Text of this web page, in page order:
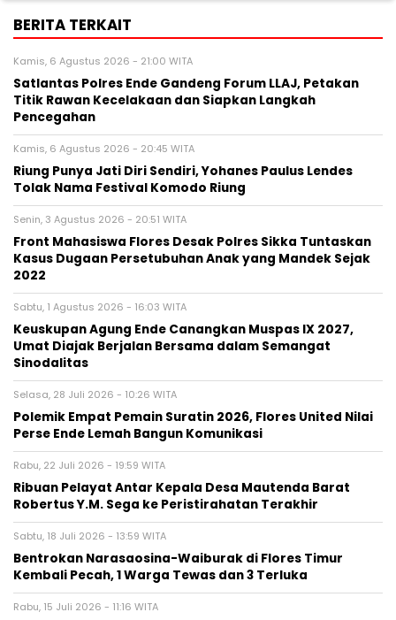
BERITA TERKAIT
Kamis, 6 Agustus 2026 - 21:00 WITA
Satlantas Polres Ende Gandeng Forum LLAJ, Petakan
Titik Rawan Kecelakaan dan Siapkan Langkah
Pencegahan
Kamis, 6 Agustus 2026 - 20:45 WITA
Riung Punya Jati Diri Sendiri, Yohanes Paulus Lendes
Tolak Nama Festival Komodo Riung
Senin, 3 Agustus 2026 - 20:51 WITA
Front Mahasiswa Flores Desak Polres Sikka Tuntaskan
Kasus Dugaan Persetubuhan Anak yang Mandek Sejak
2022
Sabtu, 1 Agustus 2026 - 16:03 WITA
Keuskupan Agung Ende Canangkan Muspas IX 2027,
Umat Diajak Berjalan Bersama dalam Semangat
Sinodalitas
Selasa, 28 Juli 2026 - 10:26 WITA
Polemik Empat Pemain Suratin 2026, Flores United Nilai
Perse Ende Lemah Bangun Komunikasi
Rabu, 22 Juli 2026 - 19:59 WITA
Ribuan Pelayat Antar Kepala Desa Mautenda Barat
Robertus Y.M. Sega ke Peristirahatan Terakhir
Sabtu, 18 Juli 2026 - 13:59 WITA
Bentrokan Narasaosina-Waiburak di Flores Timur
Kembali Pecah, 1 Warga Tewas dan 3 Terluka
Rabu, 15 Juli 2026 - 11:16 WITA